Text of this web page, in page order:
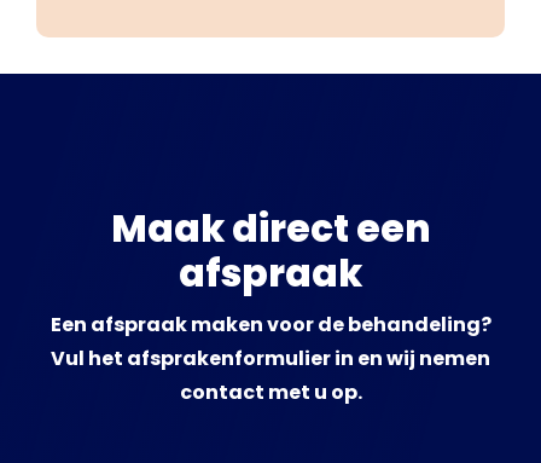
Maak direct een
afspraak
Een afspraak maken voor de behandeling?
Vul het afsprakenformulier in en wij nemen
contact met u op.